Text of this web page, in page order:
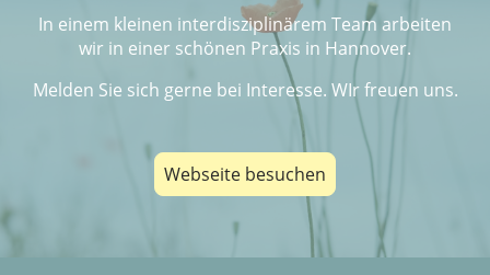
In einem kleinen interdisziplinärem Team arbeiten
wir in einer schönen Praxis in Hannover.
Melden Sie sich gerne bei Interesse. WIr freuen uns.
Webseite besuchen